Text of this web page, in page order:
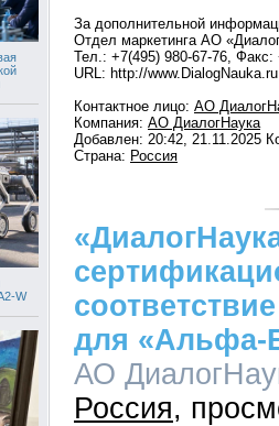
W
За дополнительной
Отдел маркетинга АО
Тел.: +7(495) 980-67-76, Факс:
URL: http://
Контактное лицо: АО
Компания: АО ДиалогНаука
Добавлен: 20:42, 21.11.2025
Страна: Россия
для «Альфа-
АО
Россия